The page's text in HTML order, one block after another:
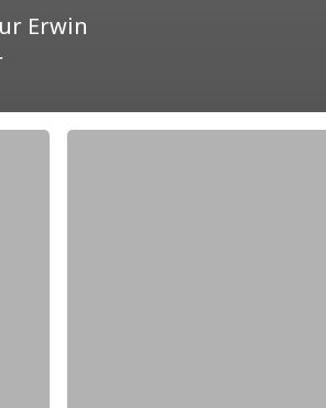
Erwin